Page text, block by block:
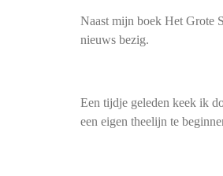
Naast mijn boek Het Grote
nieuws bezig.
Een tijdje geleden keek ik
een eigen theelijn te